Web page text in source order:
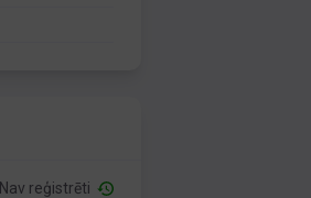
Nav reģistrēti